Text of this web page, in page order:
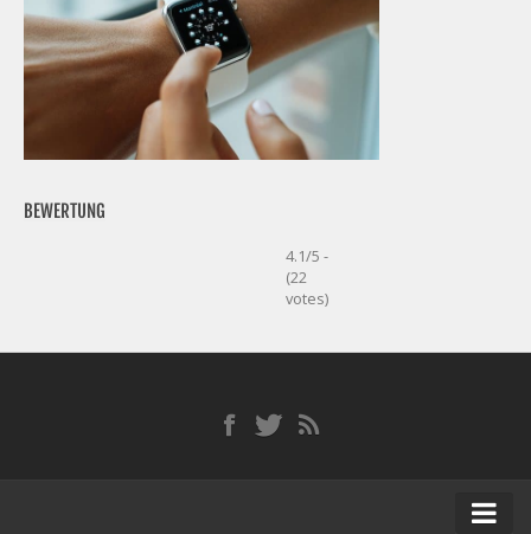
BEWERTUNG
4.1/5 -
(22
votes)